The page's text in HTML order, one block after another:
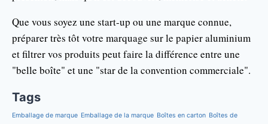
Que vous soyez une start-up ou une marque connue,
préparer très tôt votre marquage sur le papier aluminium
et filtrer vos produits peut faire la différence entre une
"belle boîte" et une "star de la convention commerciale".
Tags
Emballage de marque Emballage de la marque Boîtes en carton Boîtes de